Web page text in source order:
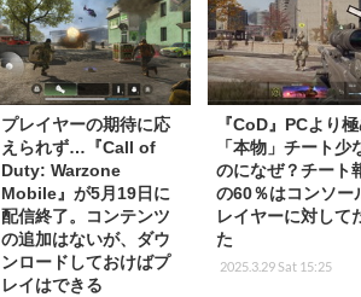
プレイヤーの期待に応
えられず…『Call of
Duty: Warzone
Mobile』が5月19日に
配信終了。コンテンツ
の追加はないが、ダウ
ンロードしておけばプ
レイはできる
『CoD』PCより
「本物」チート少
のになぜ？チート
の60％はコンソー
レイヤーに対して
た
2025.3.29 Sat 15:25